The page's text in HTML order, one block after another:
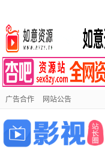
广告合作 网站公告